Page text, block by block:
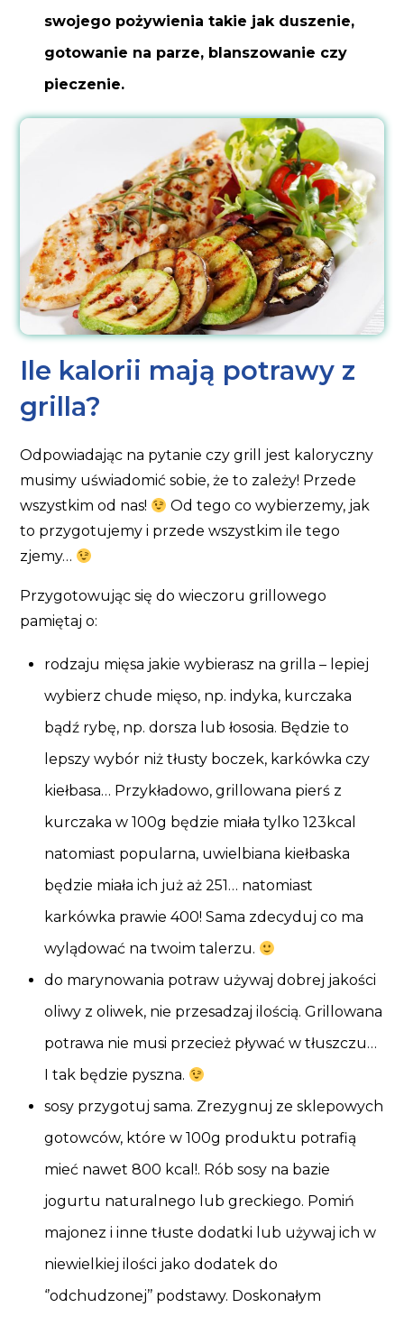
swojego pożywienia takie jak duszenie,
gotowanie na parze, blanszowanie czy
pieczenie.
Ile kalorii mają potrawy z
grilla?
Odpowiadając na pytanie czy grill jest kaloryczny
musimy uświadomić sobie, że to zależy! Przede
wszystkim od nas!
Od tego co wybierzemy, jak
to przygotujemy i przede wszystkim ile tego
zjemy…
Przygotowując się do wieczoru grillowego
pamiętaj o:
rodzaju mięsa jakie wybierasz na grilla – lepiej
wybierz chude mięso, np. indyka, kurczaka
bądź rybę, np. dorsza lub łososia. Będzie to
lepszy wybór niż tłusty boczek, karkówka czy
kiełbasa… Przykładowo, grillowana pierś z
kurczaka w 100g będzie miała tylko 123kcal
natomiast popularna, uwielbiana kiełbaska
będzie miała ich już aż 251… natomiast
karkówka prawie 400! Sama zdecyduj co ma
wylądować na twoim talerzu.
do marynowania potraw używaj dobrej jakości
oliwy z oliwek, nie przesadzaj ilością. Grillowana
potrawa nie musi przecież pływać w tłuszczu…
I tak będzie pyszna.
sosy przygotuj sama. Zrezygnuj ze sklepowych
gotowców, które w 100g produktu potrafią
mieć nawet 800 kcal!. Rób sosy na bazie
jogurtu naturalnego lub greckiego. Pomiń
majonez i inne tłuste dodatki lub używaj ich w
niewielkiej ilości jako dodatek do
‘’odchudzonej’’ podstawy. Doskonałym